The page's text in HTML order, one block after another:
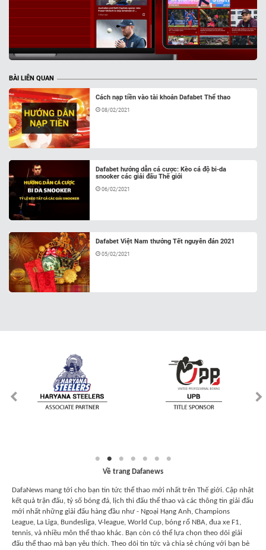
BÀI LIÊN QUAN
Cách nạp tiền vào tài khoản Dafabet Thể thao
08/02/2021
Dafabet hướng dẫn cá cược: Kèo cá độ bi-da
snooker các giải đấu Thế giới
06/02/2021
Dafabet Việt Nam thưởng Tết nguyên đán 2021
05/02/2021
Về trang Dafanews
DafaNews mang tới cho bạn tin tức thể thao mới nhất trên Thế giới. Cập nhật
kết quả trận đấu, tỷ số bóng đá, lịch thi đấu thể thao và các thông tin giải đấu
mới nhất những giải đấu hàng đầu như - Ngoại Hạng Anh, Champions
League, La Liga, Bundesliga, V-league, World Cup, bóng rổ NBA, đua xe F1,
tennis, và nhiều môn thể thao khác. Bạn còn có thể lựa chọn theo dõi giải
đấu thể thao mà bạn yêu thích. Theo dõi tin tức và chia sẻ chúng với bạn bè